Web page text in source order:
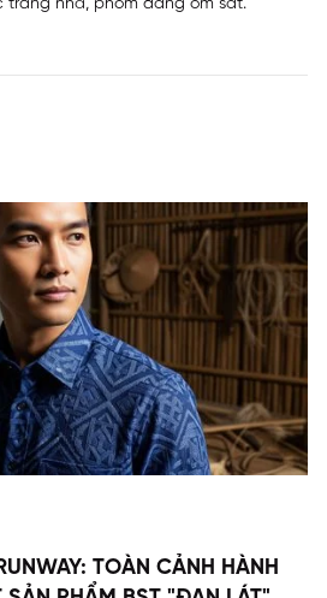
nhã, phom dáng ôm sát.
TOÀN CẢNH HÀNH